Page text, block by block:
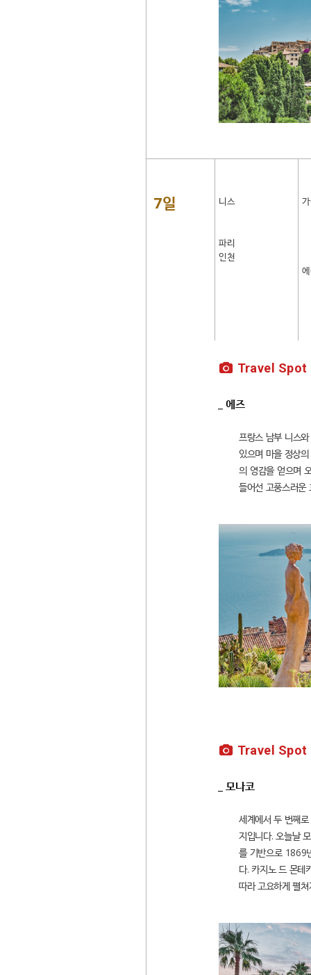
7일 니스
파리
인천
Travel Spot
_ 에즈
프랑스 남부 니스
있으며 마을 정상
의 영감을 얻으며
들어선 고풍스러운
Travel Spot
_ 모나코
세계에서 두 번째
지입니다. 오늘날
를 기반으로 1869
다. 카지노 드 몬테
따라 고요하게 펼